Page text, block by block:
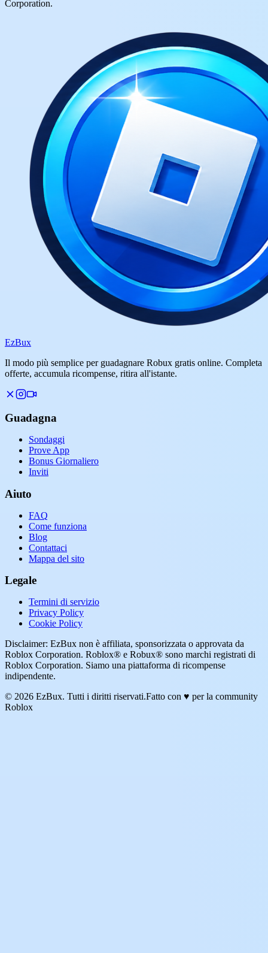
Corporation.
EzBux
Il modo più semplice per guadagnare Robux gratis online. Completa
offerte, accumula ricompense, ritira all'istante.
Guadagna
Sondaggi
Prove App
Bonus Giornaliero
Inviti
Aiuto
FAQ
Come funziona
Blog
Contattaci
Mappa del sito
Legale
Termini di servizio
Privacy Policy
Cookie Policy
Disclaimer: EzBux non è affiliata, sponsorizzata o approvata da
Roblox Corporation. Roblox® e Robux® sono marchi registrati di
Roblox Corporation. Siamo una piattaforma di ricompense
indipendente.
© 2026 EzBux. Tutti i diritti riservati.Fatto con ♥ per la community
Roblox